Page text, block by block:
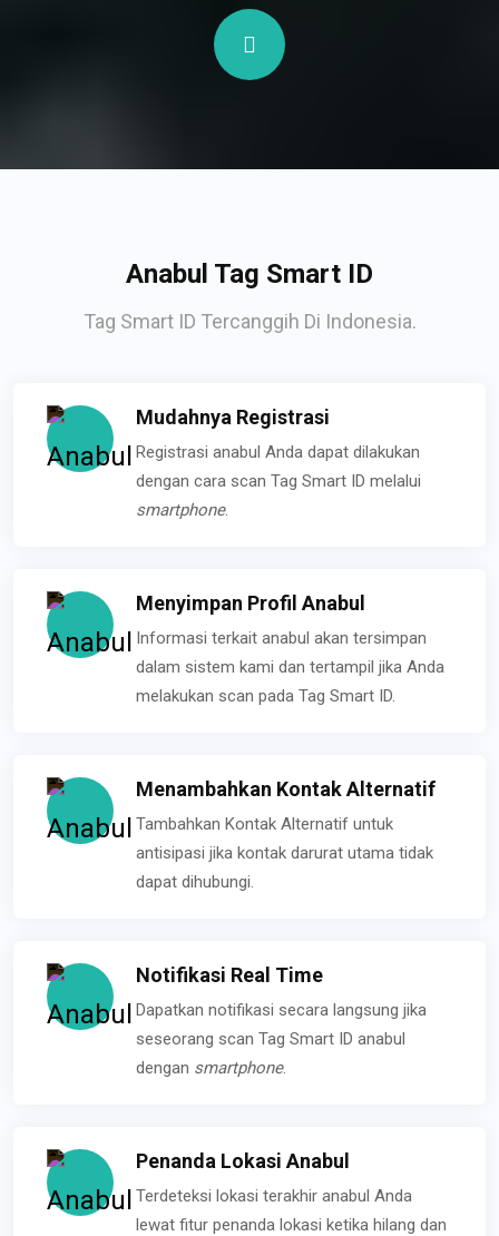
Anabul Tag Smart ID
Tag Smart ID Tercanggih Di Indonesia.
Mudahnya Registrasi
Registrasi anabul Anda dapat dilakukan
dengan cara scan Tag Smart ID melalui
smartphone.
Menyimpan Profil Anabul
Informasi terkait anabul akan tersimpan
dalam sistem kami dan tertampil jika Anda
melakukan scan pada Tag Smart ID.
Menambahkan Kontak Alternatif
Tambahkan Kontak Alternatif untuk
antisipasi jika kontak darurat utama tidak
dapat dihubungi.
Notifikasi Real Time
Dapatkan notifikasi secara langsung jika
seseorang scan Tag Smart ID anabul
dengan smartphone.
Penanda Lokasi Anabul
Terdeteksi lokasi terakhir anabul Anda
lewat fitur penanda lokasi ketika hilang dan